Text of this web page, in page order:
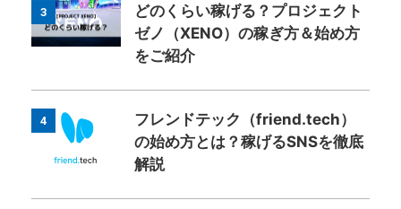
3
どのくらい稼げる？プロジェクト
ゼノ（XENO）の稼ぎ方＆始め方
をご紹介
4
フレンドテック（friend.tech）
の始め方とは？稼げるSNSを徹底
解説